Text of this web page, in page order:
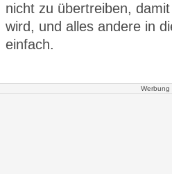
nicht zu übertreiben,
wird, und alles andere in
einfach.
Werbung